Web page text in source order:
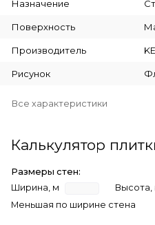
Назначение
Поверхность
Производитель
Рисунок
Все характеристики
Калькулятор
Размеры стен:
Ширина, м
Высота,
Меньшая по ширине стена